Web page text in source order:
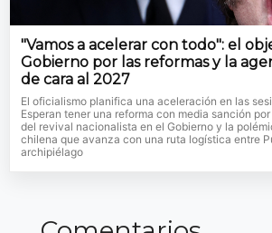
"Vamos a acelerar con todo": el
Gobierno por las reformas y la
de cara al 2027
El oficialismo planifica una aceleración en las
Esperan tener una reforma con media sanción
del revival nacionalista en el Gobierno y la
chilena que avanza con una ruta logística entre
archipiélago